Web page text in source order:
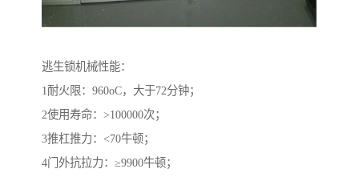
逃生锁机械性能：
1耐火限：960oC，大于72分钟；
2使用寿命：>100000次；
3推杠推力：<70牛顿；
4门外抗拉力：≥9900牛顿；